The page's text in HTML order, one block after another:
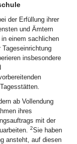
der Erfüllung ihrer
und Ämtern
einem sachlichen
insbesondere
ab Vollendung
ihres
mit der
2Sie haben
ansteht, auf diesen